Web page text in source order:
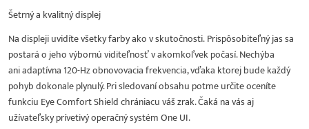
Šetrný a kvalitný displej
Na displeji uvidíte všetky farby ako v skutočnosti. Prispôsobiteľný jas sa
postará o jeho výbornú viditeľnosť v akomkoľvek počasí. Nechýba
ani adaptívna 120-Hz obnovovacia frekvencia, vďaka ktorej bude každý
pohyb dokonale plynulý. Pri sledovaní obsahu potme určite oceníte
funkciu Eye Comfort Shield chrániacu váš zrak. Čaká na vás aj
užívateľsky prívetivý operačný systém One UI.